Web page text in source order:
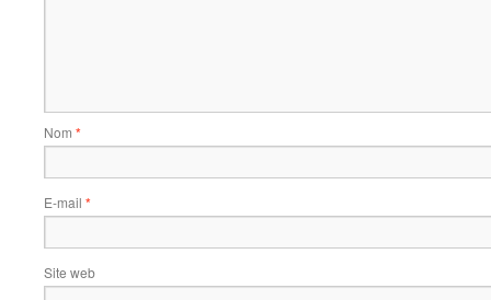
Nom *
E-mail *
Site web